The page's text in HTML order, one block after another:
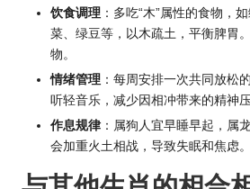
饮食调理 ：多吃“木”属性的食物，
菜、绿豆等，以木疏土，平衡脾胃
物。
情绪管理 ：每周安排一次共同放松
听轻音乐，减少因相冲带来的精神压
作息规律：属狗人宜早睡早起，属
会加重火土相战，导致失眠和焦虑。